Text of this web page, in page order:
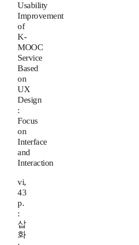
Usability
Improvement
of
K-
MOOC
Service
Based
on
UX
Design
:
Focus
on
Interface
and
Interaction
vi,
43
p.
:
삽
화